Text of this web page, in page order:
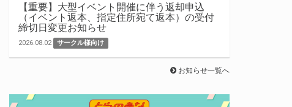
【重要】大型イベント開催に伴う返却申込
（イベント返本、指定住所宛て返本）の受付
締切日変更お知らせ
2026.08.02 サークル様向け
お知らせ一覧へ